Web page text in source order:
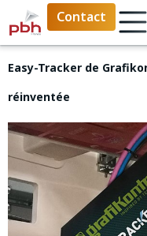
Contact
Easy-Tracker de
réinventée